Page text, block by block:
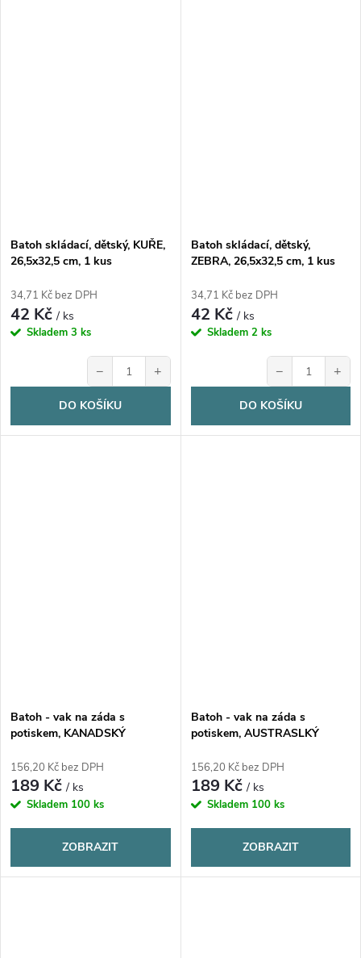
Batoh skládací, dětský, KUŘE,
26,5x32,5 cm, 1 kus
34,71 Kč bez DPH
42 Kč/ ks
Skladem 3 ks
− +
DO KOŠÍKU
Batoh skládací, dětský,
ZEBRA, 26,5x32,5 cm, 1 kus
34,71 Kč bez DPH
42 Kč/ ks
Skladem 2 ks
− +
DO KOŠÍKU
Batoh - vak na záda s
potiskem, KANADSKÝ
156,20 Kč bez DPH
189 Kč/ ks
Skladem 100 ks
ZOBRAZIT
Batoh - vak na záda s
potiskem, AUSTRASLKÝ
37x41cm, 1 kus
156,20 Kč bez DPH
189 Kč/ ks
Skladem 100 ks
ZOBRAZIT